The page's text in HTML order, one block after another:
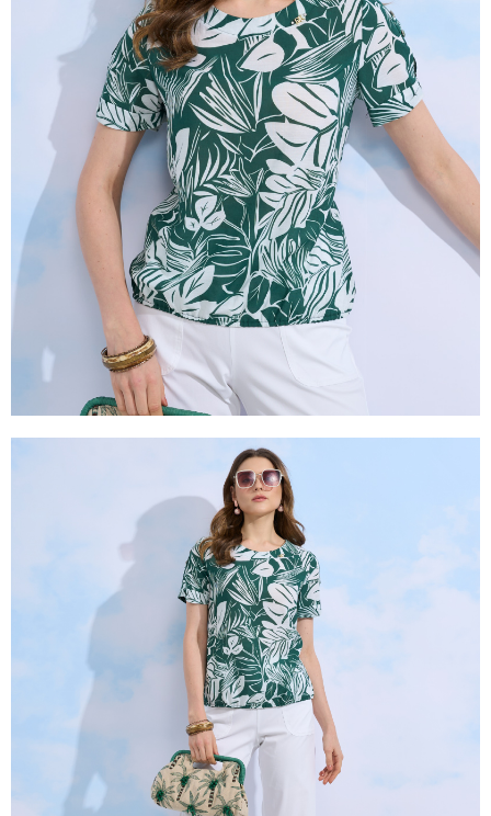
1.本服務係由「台灣大哥大股份有限公司」（以下簡稱本公司）所提供，讓
用戶於交易時，得透過本服務購買商品或服務，並由商店將買賣／分期付款
買賣價金債權讓與本公司後，依約使用本公司帳單繳交帳款。
2.基於同意付款使用「大哥付你分期」之契約關係目的，商店將以您的個人
資料（包含姓名、電話或地址）提供予台灣大哥大進項蒐集、處理及利用，
由本公司與您本人進行分期帳單所需資料之確認、核對及更正。
3.完整用戶服務條款，請詳閱以下連結：https://oppay.tw/userRule
ATM／網路銀行／等多元方式進行付款，方視為交易完成。
※ 請注意：結帳手續完成當下不需立刻繳費，但若您需要取消訂單，請聯絡
購買商品的店家。未經商家同意取消之訂單仍視為有效，需透過AFTEE先享
後付繳納相關費用。
※ 交易是否成功請以「AFTEE先享後付 」之結帳頁面顯示為準，若有關於
是否繳費成功／繳費後需取消欲退款等相關疑問，請聯繫「AFTEE先享後付
客戶支援中心」https://netprotections.freshdesk.com/support/home
【注意事項】
１．透過由恩沛科技股份有限公司提供之「AFTEE先享後付」服務完成之交
易，需依本服務之必要範圍內提供個人資料，並將交易相關給付款項請求債
權轉讓予恩沛科技股份有限公司。
２．關於個人資料處理事宜，請瀏覽以下網址：
https://aftee.tw/terms/#terms3
３．未成年的使用者請事先徵得法定代理人或監護人之同意方可使用
「AFTEE先享後付」，若未經同意申辦者引起之損失，本公司不負相關責
４．使用「AFTEE先享後付」時，將依據個別帳號之用戶狀況，依本公司即
時審查核予不同之上限額度；若仍有額度不足之情形，本公司將視審查結果
請求用戶進行身份認證。
５．嚴禁一人註冊多個帳號或使用他人資訊註冊。若發現惡意使用之情形，
每筆NT$120，滿NT$2,000(含以上)免運費